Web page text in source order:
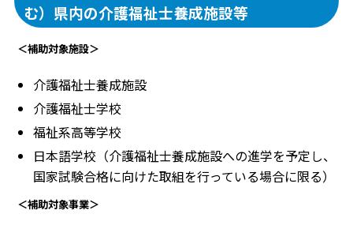
む）県内の介護福祉士養成施設等
＜補助対象施設＞
介護福祉士養成施設
介護福祉士学校
福祉系高等学校
日本語学校（介護福祉士養成施設への進学を予定し、
国家試験合格に向けた取組を行っている場合に限る）
＜補助対象事業＞